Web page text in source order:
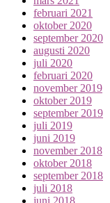
februari 2021
oktober 2020
september 2020
augusti 2020
juli 2020
februari 2020
november 2019
oktober 2019
september 2019
juli 2019
juni 2019
november 2018
oktober 2018
september 2018
juli 2018
juni 2018